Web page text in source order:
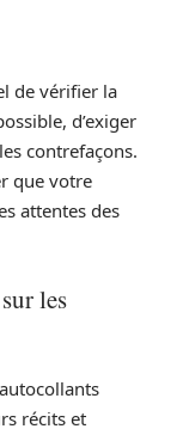
de vérifier la
d’exiger
contrefaçons.
que votre
attentes des
les
récits et